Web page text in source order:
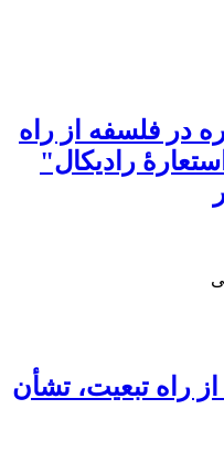
در فلسفه از راه
رادیکال"
راه تبعیت، تشأن